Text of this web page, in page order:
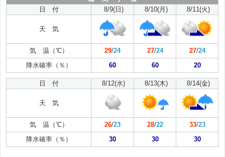
日 付
8/9(日) 8/10(月) 8/11(火)
天 気
気 温（℃） 29/24 27/24 27/24
降水確率（％）
60 60 20
日 付 8/12(水) 8/13(木) 8/14(金)
天 気
気 温（℃） 26/23 28/22 33/23
降水確率（％）
30 30 30